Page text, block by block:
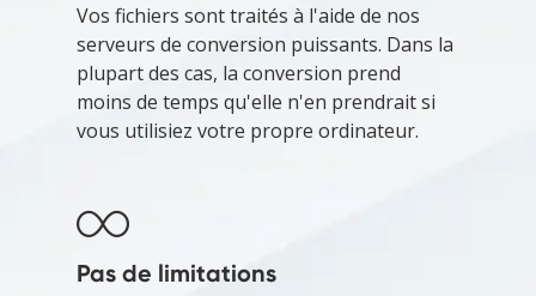
Vos fichiers sont traités à l'aide de nos
serveurs de conversion puissants. Dans la
plupart des cas, la conversion prend
moins de temps qu'elle n'en prendrait si
vous utilisiez votre propre ordinateur.
Pas de limitations